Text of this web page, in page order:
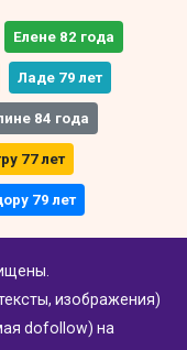
Елене 82 года
Ладе 79 лет
84 года
77 лет
79 лет
изображения)
dofollow) на